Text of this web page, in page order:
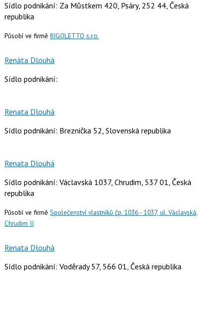
Sídlo podnikání: Za Můstkem 420, Psáry, 252 44, Česká
republika
Působí ve firmě RIGOLETTO s.r.o.
Renáta Dlouhá
Sídlo podnikání:
Renata Dlouhá
Sídlo podnikání: Breznička 52, Slovenská republika
Renata Dlouhá
Sídlo podnikání: Václavská 1037, Chrudim, 537 01, Česká
republika
Působí ve firmě Společenství vlastníků čp. 1036 - 1037, ul. Václavská,
Chrudim II
Renata Dlouhá
Sídlo podnikání: Voděrady 57, 566 01, Česká republika